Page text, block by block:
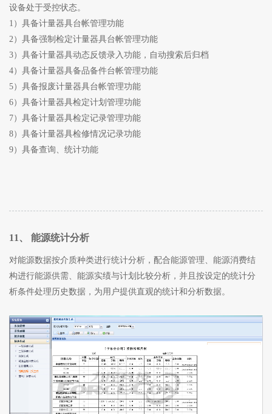
设备处于受控状态。
1）具备计量器具台帐管理功能
2）具备强制检定计量器具台帐管理功能
3）具备计量器具动态反馈录入功能，自动搜索后归档
4）具备计量器具备品备件台帐管理功能
5）具备报废计量器具台帐管理功能
6）具备计量器具检定计划管理功能
7）具备计量器具检定记录管理功能
8）具备计量器具检修情况记录功能
9）具备查询、统计功能
11、 能源统计分析
对能源数据按介质种类进行统计分析，配合能源管理、能源消费结
构进行能源供需、能源实绩与计划比较分析，并且按设定的统计分
析条件处理历史数据，为用户提供直观的统计和分析数据。